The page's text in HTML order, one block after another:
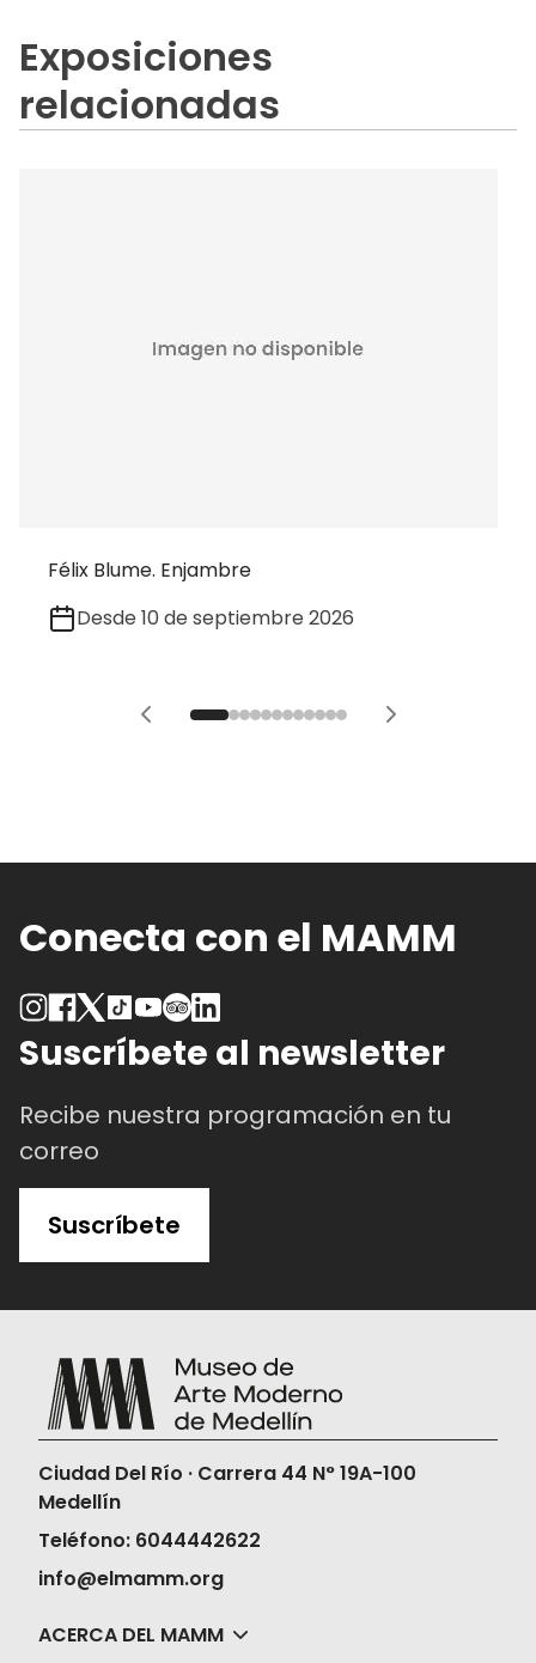
Exposiciones
relacionadas
Félix Blume. Enjambre
Desde 10 de septiembre 2026
Conecta con el MAMM
Suscríbete al newsletter
Recibe nuestra programación en tu
correo
Suscríbete
Ciudad Del Río · Carrera 44 N° 19A-100
Medellín
Teléfono: 6044442622
info@elmamm.org
ACERCA DEL MAMM